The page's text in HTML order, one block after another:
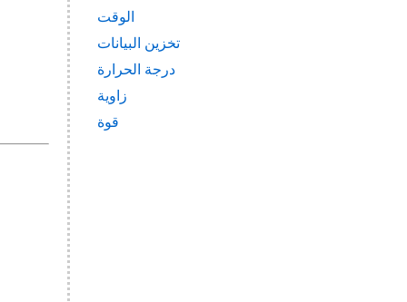
الوقت
تخزين البيانات
درجة الحرارة
زاوية
قوة